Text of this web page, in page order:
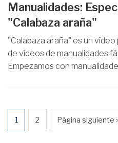
Manualidades:
"Calabaza araña"
"Calabaza araña" es un
de vídeos de manualidades
Empezamos con
1 2 Página siguiente